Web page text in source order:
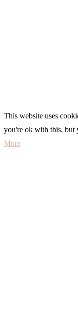
This website uses
you're ok with this, but
More